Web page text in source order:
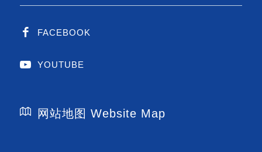
FACEBOOK
YOUTUBE
网站地图 Website Map